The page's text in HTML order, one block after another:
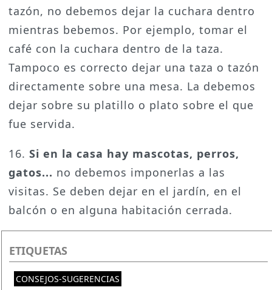
tazón, no debemos dejar la cuchara dentro
mientras bebemos. Por ejemplo, tomar el
café con la cuchara dentro de la taza.
Tampoco es correcto dejar una taza o tazón
directamente sobre una mesa. La debemos
dejar sobre su platillo o plato sobre el que
fue servida.
16. Si en la casa hay mascotas, perros,
gatos... no debemos imponerlas a las
visitas. Se deben dejar en el jardín, en el
balcón o en alguna habitación cerrada.
ETIQUETAS
CONSEJOS-SUGERENCIAS